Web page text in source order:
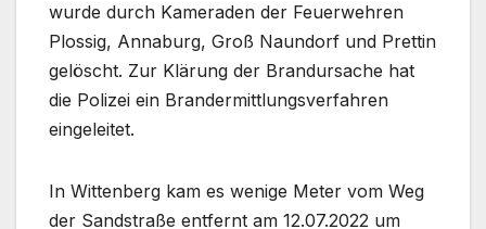
wurde durch Kameraden der Feuerwehren
Plossig, Annaburg, Groß Naundorf und Prettin
gelöscht. Zur Klärung der Brandursache hat
die Polizei ein Brandermittlungsverfahren
eingeleitet.
In Wittenberg kam es wenige Meter vom Weg
der Sandstraße entfernt am 12.07.2022 um